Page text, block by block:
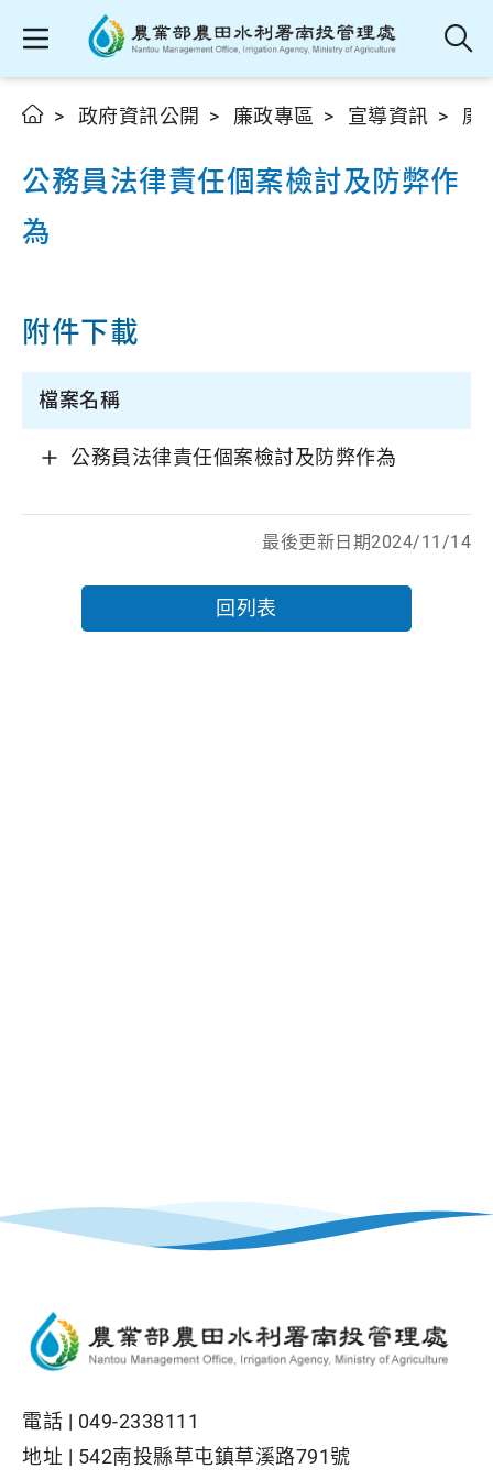
政府資訊公開 廉政專區 宣導資訊 廉
公務員法律責任個案檢討及防弊作
為
附件下載
檔案名稱
公務員法律責任個案檢討及防弊作為
最後更新日期2024/11/14
回列表
電話 | 049-2338111
地址 | 542南投縣草屯鎮草溪路791號